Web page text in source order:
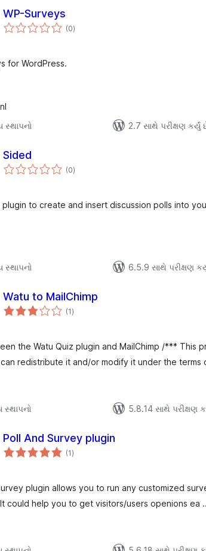
WP-Surveys
(0કુલ
રેટિંગ્સ
)
for WordPress.
સ્થાપનો
2.7 સાથે પરીક્ષણ કર્યું
Sided
(0કુલ
રેટિંગ્સ
)
to create and insert discussion polls into
સ્થાપનો
6.5.9 સાથે પરીક્ષણ
Watu to MailChimp
(1કુલ
રેટિંગ્સ
)
the Watu Quiz plugin and MailChimp /*** This
redistribute it and/or modify it under the terms
સ્થાપનો
5.8.14 સાથે પરીક્ષણ
Poll And Survey plugin
(1કુલ
રેટિંગ્સ
)
plugin allows you to run any customized
could help you to get visitors/users openions ea